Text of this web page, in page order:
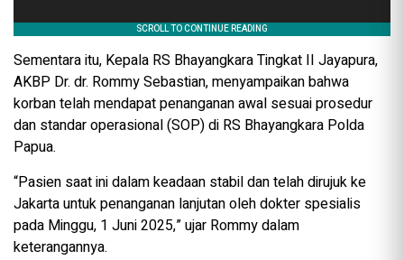
Sementara itu, Kepala RS Bhayangkara Tingkat II Jayapura,
AKBP Dr. dr. Rommy Sebastian, menyampaikan bahwa
korban telah mendapat penanganan awal sesuai prosedur
dan standar operasional (SOP) di RS Bhayangkara Polda
Papua.
“Pasien saat ini dalam keadaan stabil dan telah dirujuk ke
Jakarta untuk penanganan lanjutan oleh dokter spesialis
pada Minggu, 1 Juni 2025,” ujar Rommy dalam
keterangannya.